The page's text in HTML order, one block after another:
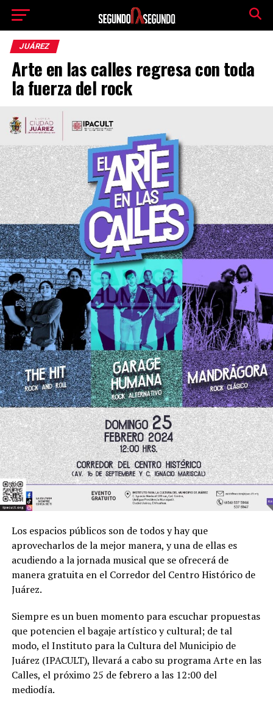
JUÁREZ
Arte en las calles regresa con toda
la fuerza del rock
Los espacios públicos son de todos y hay que
aprovecharlos de la mejor manera, y una de ellas es
acudiendo a la jornada musical que se ofrecerá de
manera gratuita en el Corredor del Centro Histórico de
Juárez.
Siempre es un buen momento para escuchar propuestas
que potencien el bagaje artístico y cultural; de tal
modo, el Instituto para la Cultura del Municipio de
Juárez (IPACULT), llevará a cabo su programa Arte en las
Calles, el próximo 25 de febrero a las 12:00 del
mediodía.